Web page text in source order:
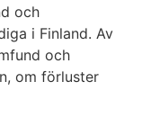
och
i Finland. Av
och
om förluster